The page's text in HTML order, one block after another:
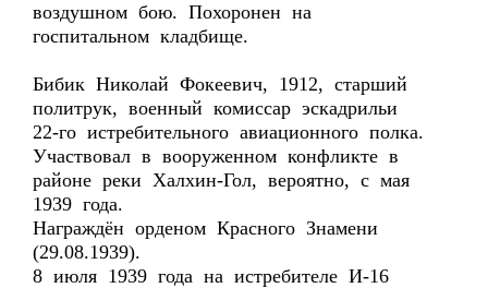
воздушном бою. Похоронен на
госпитальном кладбище.
Бибик Николай Фокеевич, 1912, старший
политрук, военный комиссар эскадрильи
22-го истребительного авиационного полка.
Участвовал в вооруженном конфликте в
районе реки Халхин-Гол, вероятно, с мая
1939 года.
Награждён орденом Красного Знамени
(29.08.1939).
8 июля 1939 года на истребителе И-16